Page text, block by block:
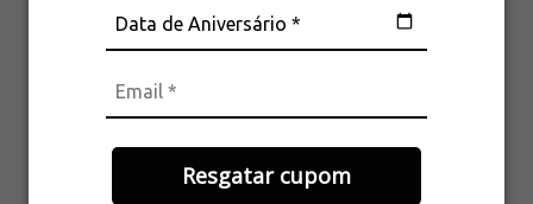
Resgatar cupom